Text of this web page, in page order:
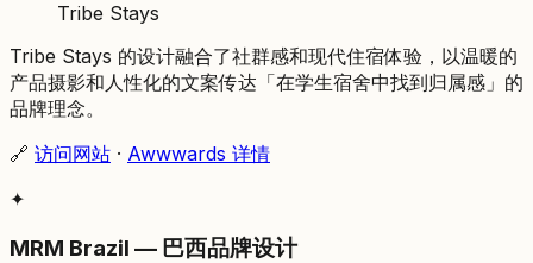
Tribe Stays
Tribe Stays 的设计融合了社群感和现代住宿体验，以温暖的
产品摄影和人性化的文案传达「在学生宿舍中找到归属感」的
品牌理念。
🔗 访问网站 · Awwwards 详情
✦
MRM Brazil — 巴西品牌设计